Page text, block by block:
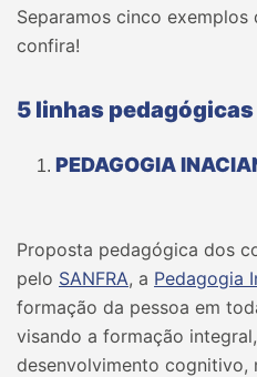
Separamos cinco exemplos
confira!
5 linhas pedagógicas
PEDAGOGIA
Proposta pedagógica dos
pelo SANFRA, a Pedagogia
formação da pessoa em
visando a formação
desenvolvimento cognitivo,